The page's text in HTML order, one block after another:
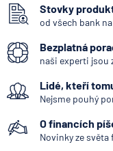
Stovky
od všech bank
Bezplatná
naši experti jsou
Lidé, kteří
Nejsme pouhý
O financích
Novinky ze